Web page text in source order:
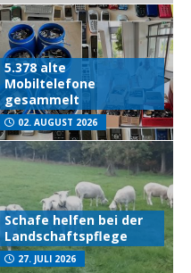
5.378 alte
Mobiltelefone
gesammelt
02. AUGUST 2026
Schafe helfen bei der
Landschaftspflege
27. JULI 2026